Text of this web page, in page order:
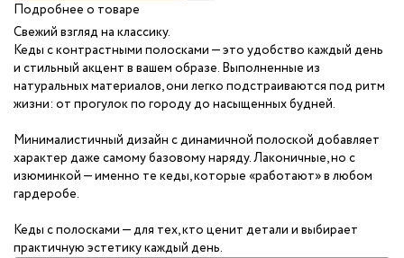
Подробнее о товаре
Свежий взгляд на классику.
Кеды с контрастными полосками — это удобство каждый день
и стильный акцент в вашем образе. Выполненные из
натуральных материалов, они легко подстраиваются под ритм
жизни: от прогулок по городу до насыщенных будней.
Минималистичный дизайн с динамичной полоской добавляет
характер даже самому базовому наряду. Лаконичные, но с
изюминкой — именно те кеды, которые «работают» в любом
гардеробе.
Кеды с полосками — для тех, кто ценит детали и выбирает
практичную эстетику каждый день.